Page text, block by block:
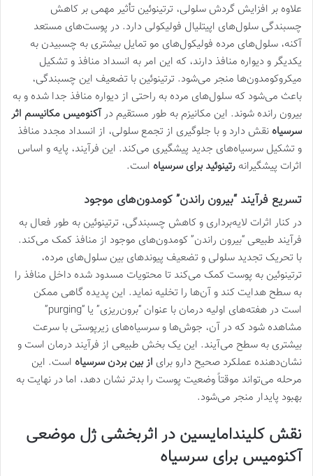
علاوه بر افزایش گردش سلولی، ترتینوئین تأثیر مهمی بر کاهش
چسبندگی سلول‌های اپیتلیال فولیکولی دارد. در پوست‌های مستعد
آکنه، سلول‌های مرده فولیکول‌های مو تمایل بیشتری به چسبیدن به
یکدیگر و دیواره منافذ دارند، که این امر به انسداد منافذ و تشکیل
میکروکومدون‌ها منجر می‌شود. ترتینوئین با تضعیف این چسبندگی،
باعث می‌شود که سلول‌های مرده به راحتی از دیواره منافذ جدا شده و به
بیرون رانده شوند. این مکانیزم به طور مستقیم درآکنومیس مکانیسم اثر
سرسیاه نقش دارد و با جلوگیری از تجمع سلولی، از انسداد مجدد منافذ
و تشکیل سرسیاه‌های جدید پیشگیری می‌کند. این فرآیند، پایه و اساس
اثرات پیشگیرانه رتینوئید برای سرسیاه است.
تسریع فرآیند “بیرون راندن” کومدون‌های موجود
در کنار اثرات لایه‌برداری و کاهش چسبندگی، ترتینوئین به طور فعال به
فرآیند طبیعی “بیرون راندن” کومدون‌های موجود از منافذ کمک می‌کند.
با تحریک تجدید سلولی و تضعیف پیوندهای بین سلول‌های مرده،
ترتینوئین به پوست کمک می‌کند تا محتویات مسدود شده داخل منافذ را
به سطح هدایت کند و آن‌ها را تخلیه نماید. این پدیده گاهی ممکن
است در هفته‌های اولیه درمان با عنوان “برون‌ریزی” یا “purging”
مشاهده شود که در آن، جوش‌ها و سرسیاه‌های زیرپوستی با سرعت
بیشتری به سطح می‌آیند. این یک بخش طبیعی از فرآیند درمان است و
نشان‌دهنده عملکرد صحیح دارو برای از بین بردن سرسیاه است. این
مرحله می‌تواند موقتاً وضعیت پوست را بدتر نشان دهد، اما در نهایت به
بهبود پایدار منجر می‌شود.
نقش کلیندامایسین در اثربخشی ژل موضعی
آکنومیس برای سرسیاه